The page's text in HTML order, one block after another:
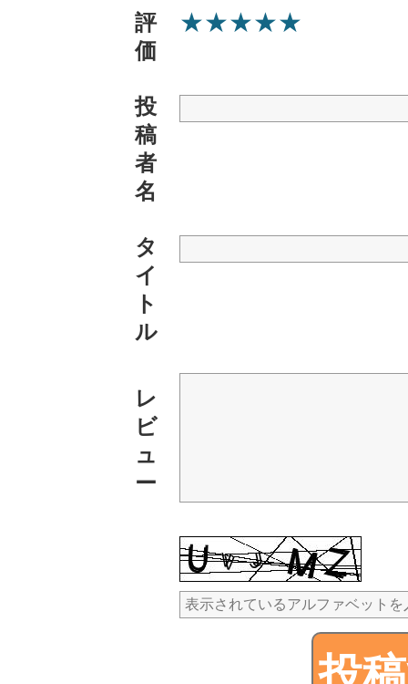
評
価
★★★★★
投
稿
者
名
タ
イ
ト
ル
レ
ビ
ュ
ー